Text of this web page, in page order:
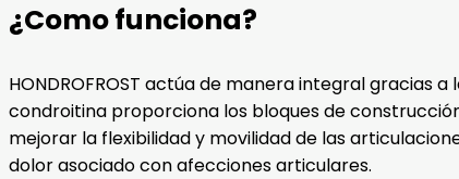
¿Como funciona?
HONDROFROST actúa de manera integral gracias
condroitina proporciona los bloques de
mejorar la flexibilidad y movilidad de las
dolor asociado con afecciones articulares.